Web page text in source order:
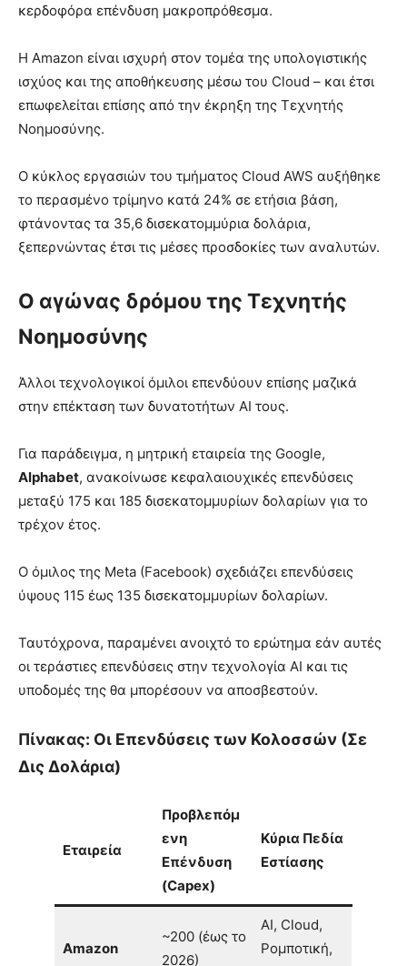
κερδοφόρα επένδυση μακροπρόθεσμα.
Η Amazon είναι ισχυρή στον τομέα της υπολογιστικής
ισχύος και της αποθήκευσης μέσω του Cloud – και έτσι
επωφελείται επίσης από την έκρηξη της Τεχνητής
Νοημοσύνης.
Ο κύκλος εργασιών του τμήματος Cloud AWS αυξήθηκε
το περασμένο τρίμηνο κατά 24% σε ετήσια βάση,
φτάνοντας τα 35,6 δισεκατομμύρια δολάρια,
ξεπερνώντας έτσι τις μέσες προσδοκίες των αναλυτών.
Ο αγώνας δρόμου της Τεχνητής
Νοημοσύνης
Άλλοι τεχνολογικοί όμιλοι επενδύουν επίσης μαζικά
στην επέκταση των δυνατοτήτων AI τους.
Για παράδειγμα, η μητρική εταιρεία της Google,
Alphabet, ανακοίνωσε κεφαλαιουχικές επενδύσεις
μεταξύ 175 και 185 δισεκατομμυρίων δολαρίων για το
τρέχον έτος.
Ο όμιλος της Meta (Facebook) σχεδιάζει επενδύσεις
ύψους 115 έως 135 δισεκατομμυρίων δολαρίων.
Ταυτόχρονα, παραμένει ανοιχτό το ερώτημα εάν αυτές
οι τεράστιες επενδύσεις στην τεχνολογία AI και τις
υποδομές της θα μπορέσουν να αποσβεστούν.
Πίνακας: Οι Επενδύσεις των Κολοσσών (Σε
Δις Δολάρια)
Εταιρεία
Προβλεπόμ
ενη
Επένδυση
(Capex)
Κύρια Πεδία
Εστίασης
Amazon
~200 (έως το
2026)
AI, Cloud,
Ρομποτική,